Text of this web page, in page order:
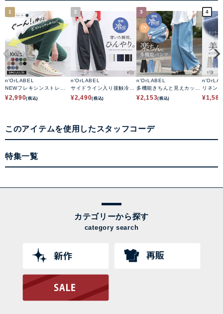
1
n'OrLABEL
NEWフレキシンストレッ
チレギパン
¥2,990(税込)
2
n'OrLABEL
サイドライン入り接触冷感
カーブパンツ
¥2,490(税込)
3
n'OrLABEL
多機能きちんと見えカット
ソーワイドパンツ
¥2,153(税込)
4
リネン
アパンツ
¥1,584
このアイテムを使用したスタッフコーデ
特集一覧
カテゴリーから探す
category search